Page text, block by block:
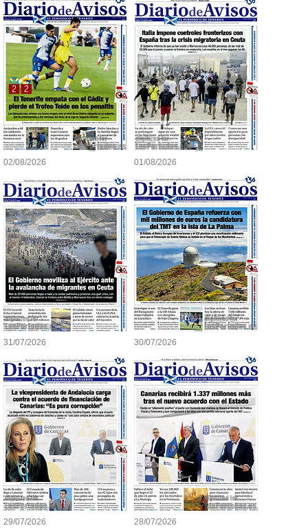
02/08/2026 01/08/2026
31/07/2026 30/07/2026
29/07/2026 28/07/2026